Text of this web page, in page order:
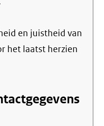
en juistheid van
het laatst herzien